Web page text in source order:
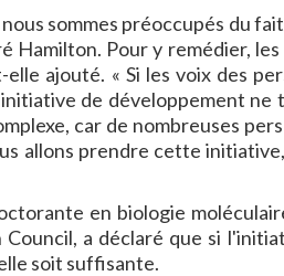
sommes préoccupés du
Hamilton. Pour y remédier,
elle ajouté. « Si les voix des
de développement
car de nombreuses
allons prendre cette
en biologie
Council, a déclaré que si
soit suffisante.